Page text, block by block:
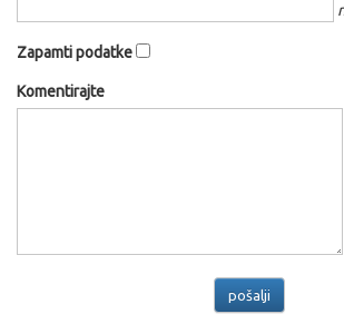
Zapamti podatke
Komentirajte